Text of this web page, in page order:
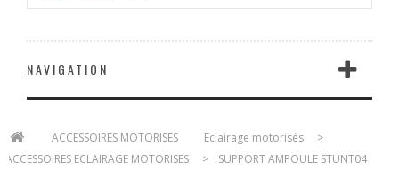
NAVIGATION
ACCESSOIRES MOTORISES Eclairage motorisés
>
ACCESSOIRES ECLAIRAGE MOTORISES
> SUPPORT AMPOULE STUNT04